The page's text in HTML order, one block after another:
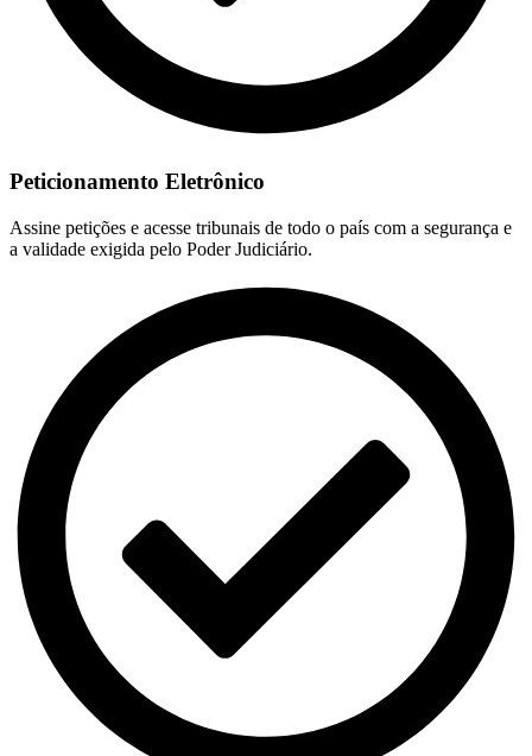
Peticionamento Eletrônico
Assine petições e acesse tribunais de todo o país com a segurança e
a validade exigida pelo Poder Judiciário.